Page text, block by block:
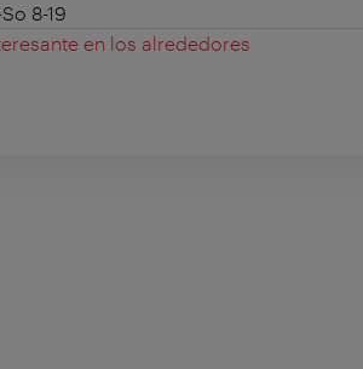
8-19
en los alrededores